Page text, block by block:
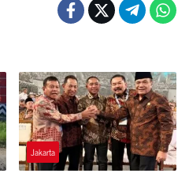
Jakarta